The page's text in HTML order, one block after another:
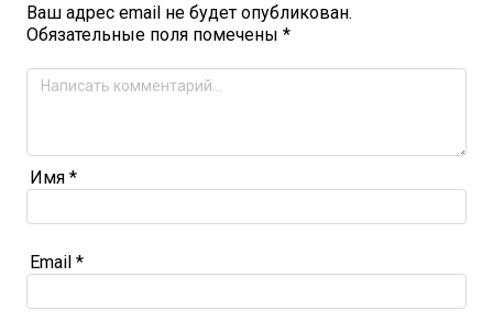
Ваш адрес email не будет опубликован.
Обязательные поля помечены *
Имя *
Email *